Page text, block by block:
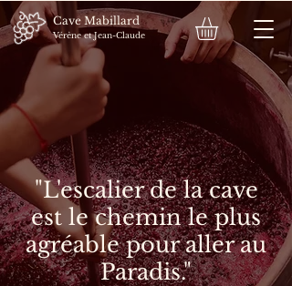
Cave Mabillard
Vérène et Jean-Claude
"L'escalier de la cave
est le chemin le plus
agréable pour aller au
Paradis."